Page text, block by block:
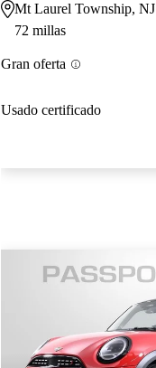
Mt Laurel Township, NJ
72 millas
Gran oferta
Usado certificado